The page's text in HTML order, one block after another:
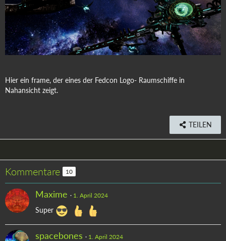
Hier ein frame, der eines der Fedcon Logo- Raumschiffe in
Nahansicht zeigt.
TEILEN
Kommentare 10
Maxime 1. April 2024
Super
spacebones 1. April 2024